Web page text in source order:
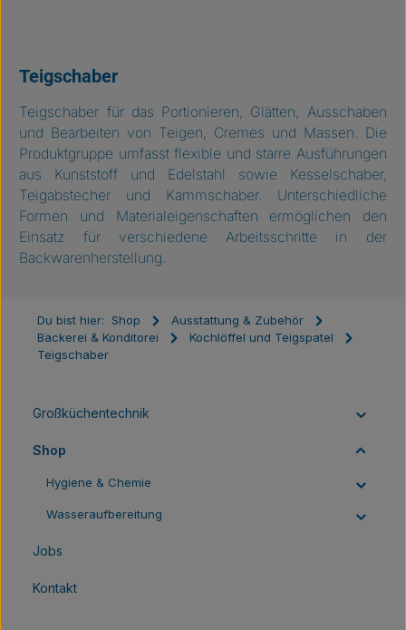
Teigschaber
Teigschaber für das Portionieren, Glätten, Ausschaben
und Bearbeiten von Teigen, Cremes und Massen. Die
Produktgruppe umfasst flexible und starre Ausführungen
aus Kunststoff und Edelstahl sowie Kesselschaber,
Teigabstecher und Kammschaber. Unterschiedliche
Formen und Materialeigenschaften ermöglichen den
Einsatz für verschiedene Arbeitsschritte in der
Backwarenherstellung.
Du bist hier: Shop
Ausstattung & Zubehör
Bäckerei & Konditorei
Kochlöffel und Teigspatel
Teigschaber
Großküchentechnik
Shop
Hygiene & Chemie
Wasseraufbereitung
Jobs
Kontakt